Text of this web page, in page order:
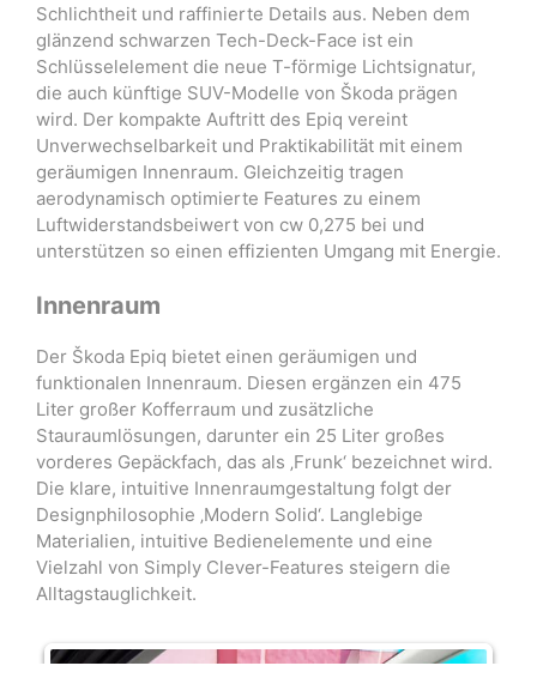
Schlichtheit und raffinierte Details aus. Neben dem
glänzend schwarzen Tech-Deck-Face ist ein
Schlüsselelement die neue T-förmige Lichtsignatur,
die auch künftige SUV-Modelle von Škoda prägen
wird. Der kompakte Auftritt des Epiq vereint
Unverwechselbarkeit und Praktikabilität mit einem
geräumigen Innenraum. Gleichzeitig tragen
aerodynamisch optimierte Features zu einem
Luftwiderstandsbeiwert von cw 0,275 bei und
unterstützen so einen effizienten Umgang mit Energie.
Innenraum
Der Škoda Epiq bietet einen geräumigen und
funktionalen Innenraum. Diesen ergänzen ein 475
Liter großer Kofferraum und zusätzliche
Stauraumlösungen, darunter ein 25 Liter großes
vorderes Gepäckfach, das als ‚Frunk‘ bezeichnet wird.
Die klare, intuitive Innenraumgestaltung folgt der
Designphilosophie ‚Modern Solid‘. Langlebige
Materialien, intuitive Bedienelemente und eine
Vielzahl von Simply Clever-Features steigern die
Alltagstauglichkeit.